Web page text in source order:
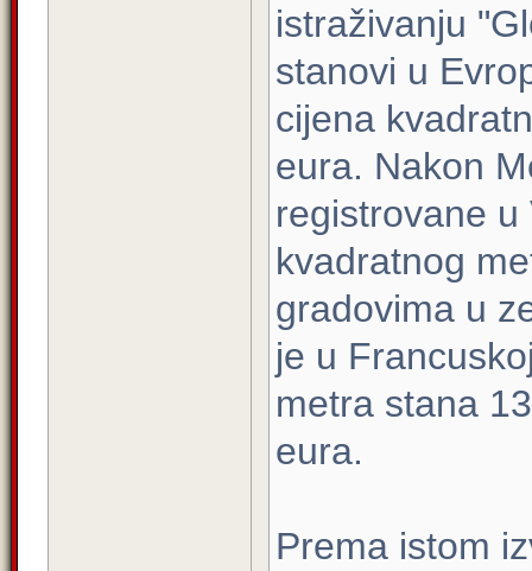
istraživanju
stanovi u
cijena
eura. Nakon
registrovane u
kvadratnog
gradovima u
je u
metra stana
eura.
Prema istom